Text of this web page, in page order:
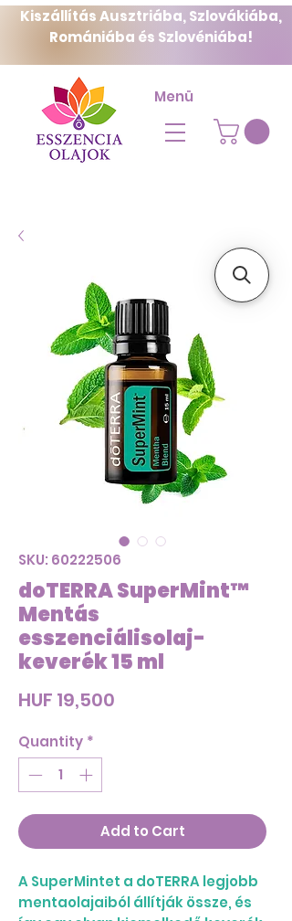
Kiszállítás Ausztriába, Szlovákiába,
Romániába és Szlovéniába!
Menü
SKU: 60222506
doTERRA SuperMint™
Mentás
esszenciálisolaj-
keverék 15 ml
HUF 19,500
Quantity *
Add to Cart
A SuperMintet a doTERRA legjobb
mentaolajaiból állítják össze, és